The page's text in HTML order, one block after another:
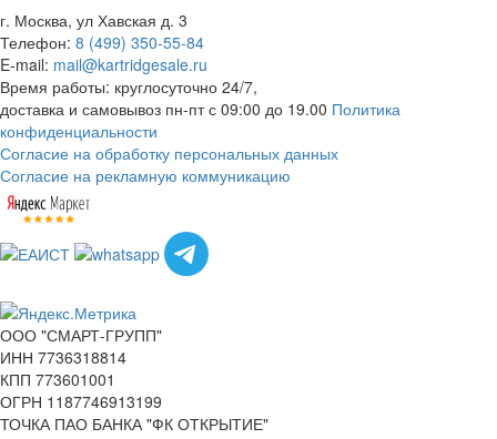
г. Москва, ул Хавская д. 3
Телефон: 8 (499) 350-55-84
E-mail: mail@kartridgesale.ru
Время работы: круглосуточно 24/7,
доставка и самовывоз пн-пт с 09:00 до 19.00 Политика
конфиденциальности
Согласие на обработку персональных данных
Согласие на рекламную коммуникацию
ООО "СМАРТ-ГРУПП"
ИНН 7736318814
КПП 773601001
ОГРН 1187746913199
ТОЧКА ПАО БАНКА "ФК ОТКРЫТИЕ"